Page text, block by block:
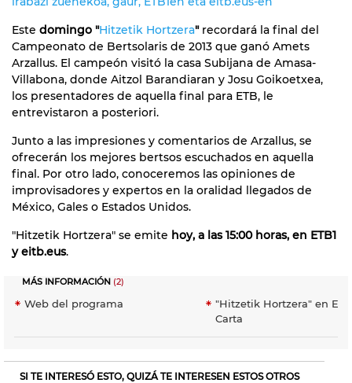
Este domingo "Hitzetik Hortzera"recordará la final del
Campeonato de Bertsolaris de 2013 que ganó Amets
Arzallus. El campeón visitó la casa Subijana de Amasa-
Villabona, donde Aitzol Barandiaran y Josu Goikoetxea,
los presentadores de aquella final para ETB, le
entrevistaron a posteriori.
Junto a las impresiones y comentarios de Arzallus, se
ofrecerán los mejores bertsos escuchados en aquella
final. Por otro lado, conoceremos las opiniones de
improvisadores y expertos en la oralidad llegados de
México, Gales o Estados Unidos.
"Hitzetik Hortzera" se emite hoy, a las 15:00 horas, en ETB1
y eitb.eus.
MÁS INFORMACIÓN (2)
Web del programa
"Hitzetik Hortzera" en
Carta
SI TE INTERESÓ ESTO, QUIZÁ TE INTERESEN ESTOS OTROS